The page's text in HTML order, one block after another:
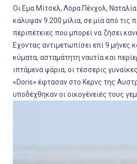
Οι Εμα Μίτσελ, Λόρα Πένχολ,
κάλυψαν 9.200 μίλια, σε μία από τις
περιπέτειες που μπορεί να ζήσει
Εχοντας αντιμετωπίσει επί 9 μήνες
κύματα, ασταμάτητη ναυτία και
ιπτάμενα ψάρια, οι τέσσερις
«Doris» έφτασαν στο Κερνς της
υποδέχθηκαν οι οικογένειές τους